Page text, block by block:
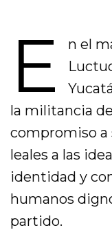
E
n el
la militancia
compromiso a
leales a las
identidad y
humanos
partido.